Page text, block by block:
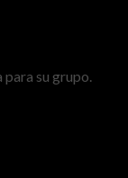
su grupo.